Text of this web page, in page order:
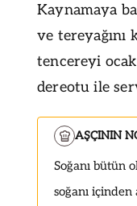
Kaynamaya
ve tereyağını
tencereyi
dereotu ile
AŞÇININ
Soğanı bütün
soğanı